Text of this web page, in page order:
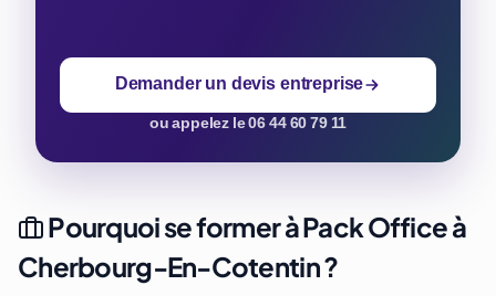
Demander un devis entreprise
ou appelez le 06 44 60 79 11
Pourquoi se former à Pack Office à
Cherbourg-En-Cotentin ?